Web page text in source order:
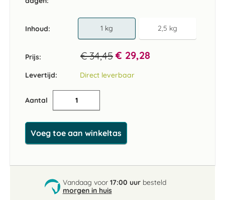
Inhoud 1 kg 2,5 kg
Prijs: € 34,45 € 29,28
Levertijd: Direct leverbaar
Aantal
Voeg toe aan winkeltas
Vandaag voor 17:00 uurbesteld
morgen in huis
afbeeldingen-